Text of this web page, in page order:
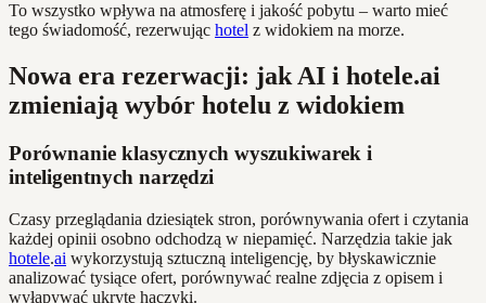
To wszystko wpływa na atmosferę i jakość pobytu – warto mieć
tego świadomość, rezerwując hotel z widokiem na morze.
Nowa era rezerwacji: jak AI i hotele.ai
zmieniają wybór hotelu z widokiem
Porównanie klasycznych wyszukiwarek i
inteligentnych narzędzi
Czasy przeglądania dziesiątek stron, porównywania ofert i czytania
każdej opinii osobno odchodzą w niepamięć. Narzędzia takie jak
hotele.ai wykorzystują sztuczną inteligencję, by błyskawicznie
analizować tysiące ofert, porównywać realne zdjęcia z opisem i
wyłapywać ukryte haczyki.